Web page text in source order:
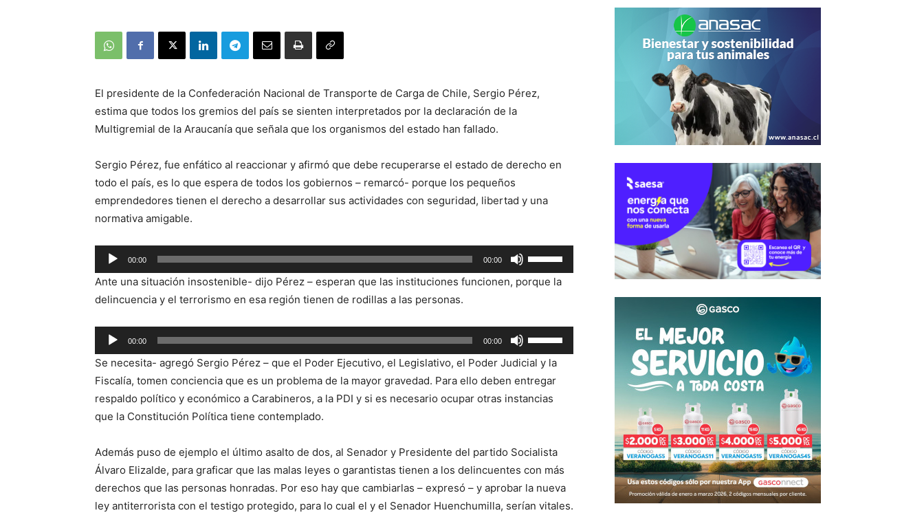
El presidente de la Confederación Nacional de Transporte de Carga de Chile, Sergio Pérez,
estima que todos los gremios del país se sienten interpretados por la declaración de la
Multigremial de la Araucanía que señala que los organismos del estado han fallado.
Sergio Pérez, fue enfático al reaccionar y afirmó que debe recuperarse el estado de derecho en
todo el país, es lo que espera de todos los gobiernos – remarcó- porque los pequeños
emprendedores tienen el derecho a desarrollar sus actividades con seguridad, libertad y una
normativa amigable.
Reproductor
de
audio
00:00 00:00
las
teclas
flecha
arriba/abajo
para
aumentar
o
volumen.
Ante una situación insostenible- dijo Pérez – esperan que las instituciones funcionen, porque la
delincuencia y el terrorismo en esa región tienen de rodillas a las personas.
Reproductor
de
audio
00:00 00:00
las
teclas
de
flecha
aumentar
o
disminuir
el
Se necesita- agregó Sergio Pérez – que el Poder Ejecutivo, el Legislativo, el Poder Judicial y la
Fiscalía, tomen conciencia que es un problema de la mayor gravedad. Para ello deben entregar
respaldo político y económico a Carabineros, a la PDI y si es necesario ocupar otras instancias
que la Constitución Política tiene contemplado.
Además puso de ejemplo el último asalto de dos, al Senador y Presidente del partido Socialista
Álvaro Elizalde, para graficar que las malas leyes o garantistas tienen a los delincuentes con más
derechos que las personas honradas. Por eso hay que cambiarlas – expresó – y aprobar la nueva
ley antiterrorista con el testigo protegido, para lo cual el y el Senador Huenchumilla, serían vitales.